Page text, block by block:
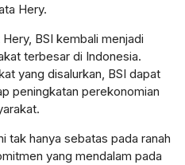
Hery.
BSI kembali menjadi
terbesar di Indonesia.
yang disalurkan, BSI dapat
peningkatan perekonomian
tak hanya sebatas pada ranah
yang mendalam pada